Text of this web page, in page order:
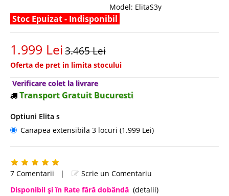
Model: ElitaS3y
Stoc Epuizat - Indisponibil
1.999 Lei3.465 Lei
Oferta de pret in limita stocului
Verificare colet la livrare
Transport Gratuit Bucuresti
Optiuni Elita s
Canapea extensibila 3 locuri (1.999 Lei)
7 Comentarii |
Scrie un Comentariu
Disponibil şi în Rate fără dobândă (detalii)